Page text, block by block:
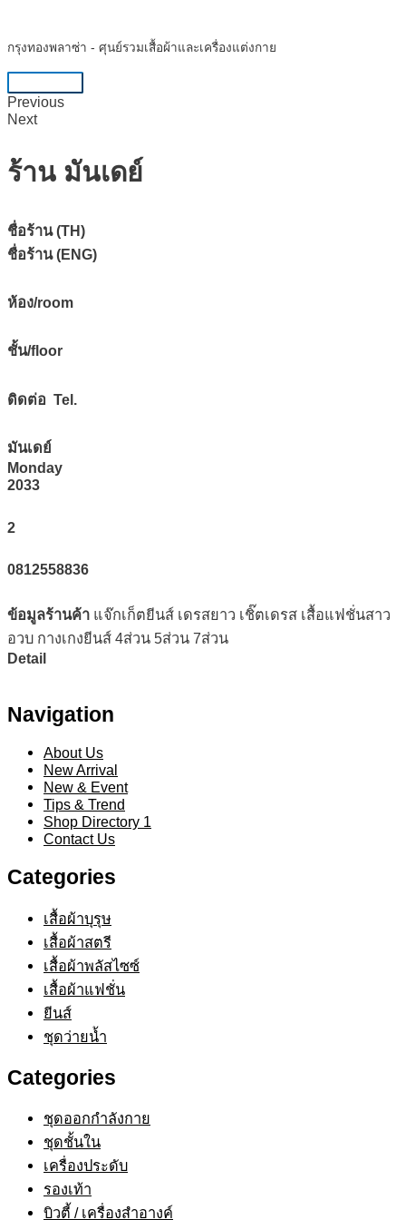
content
กรุงทองพลาซ่า - ศุนย์รวมเสื้อผ้าและเครื่องแต่งกาย
Main
Menu
Previous
Next
ร้าน มันเดย์
ชื่อร้าน (TH)
ชื่อร้าน (ENG)
ห้อง/room
ชั้น/floor
ดิดต่อ Tel.
มันเดย์
Monday
2033
2
0812558836
ข้อมูลร้านค้า แจ๊กเก็ตยีนส์ เดรสยาว เชิ๊ตเดรส เสื้อแฟชั่นสาว
อวบ กางเกงยีนส์ 4ส่วน 5ส่วน 7ส่วน
Detail
Navigation
About Us
New Arrival
New & Event
Tips & Trend
Shop Directory 1
Contact Us
Categories
เสื้อผ้าบุรุษ
เสื้อผ้าสตรี​
เสื้อผ้าพลัสไซซ์​
เสื้อผ้าแฟชั่น​
ยีนส์​
ชุดว่ายน้ำ​
Categories
ชุดออกกำลังกาย
ชุดชั้นใน
เครื่องประดับ​
รองเท้า​
บิวตี้ / เครื่องสำอางค์